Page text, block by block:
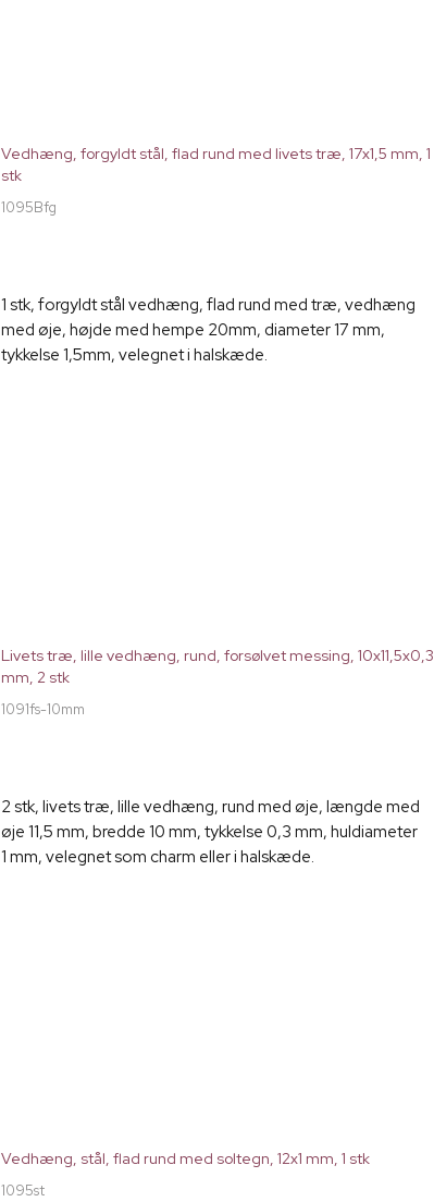
Vedhæng, forgyldt stål, flad rund med livets træ, 17x1,5 mm, 1
stk
1095Bfg
1 stk, forgyldt stål vedhæng, flad rund med træ, vedhæng
med øje, højde med hempe 20mm, diameter 17 mm,
tykkelse 1,5mm, velegnet i halskæde.
Livets træ, lille vedhæng, rund, forsølvet messing, 10x11,5x0,3
mm, 2 stk
1091fs-10mm
2 stk, livets træ, lille vedhæng, rund med øje, længde med
øje 11,5 mm, bredde 10 mm, tykkelse 0,3 mm, huldiameter
1 mm, velegnet som charm eller i halskæde.
Vedhæng, stål, flad rund med soltegn, 12x1 mm, 1 stk
1095st